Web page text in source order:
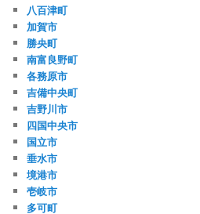
八百津町
加賀市
勝央町
南富良野町
各務原市
吉備中央町
吉野川市
四国中央市
国立市
垂水市
境港市
壱岐市
多可町